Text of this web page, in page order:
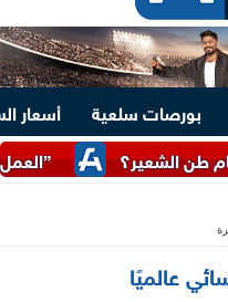
بورصات سلعية
أسعار
”العمل”: توفير 3070 فرصة عمل بمجموعة طلعت مصطفى
عالميًا